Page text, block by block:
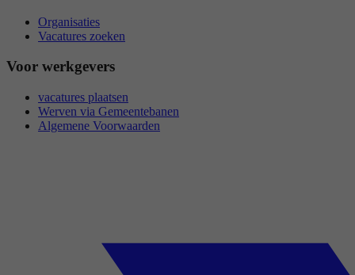
Organisaties
Vacatures zoeken
Voor werkgevers
vacatures plaatsen
Werven via Gemeentebanen
Algemene Voorwaarden